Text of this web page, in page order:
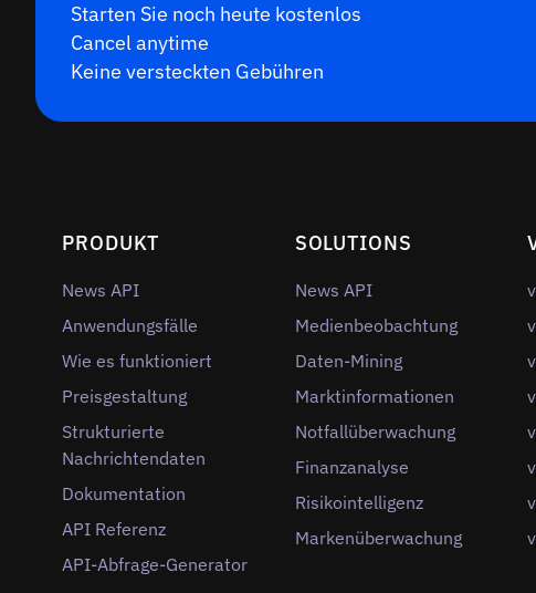
Starten Sie noch heute kostenlos
Cancel anytime
Keine versteckten Gebühren
PRODUKT
News API
Anwendungsfälle
Wie es funktioniert
Preisgestaltung
Strukturierte
Nachrichtendaten
Dokumentation
API Referenz
API-Abfrage-Generator
SOLUTIONS
News API
Medienbeobachtung
Daten-Mining
Marktinformationen
Notfallüberwachung
Finanzanalyse
Risikointelligenz
Markenüberwachung